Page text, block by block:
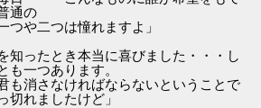
通の
つや二つは憧れますよ」
知ったとき本当に喜びました・・・し
も一つあります。
も消さなければならないということで
切れましたけど」